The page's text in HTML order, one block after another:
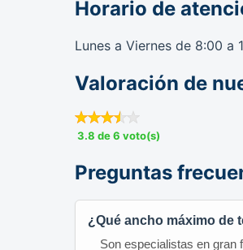
Horario de
Lunes a Viernes de 8:00 a
Valoración de
3.8 de 6 voto(s)
Preguntas
¿Qué ancho máximo de
Son especialistas en gran